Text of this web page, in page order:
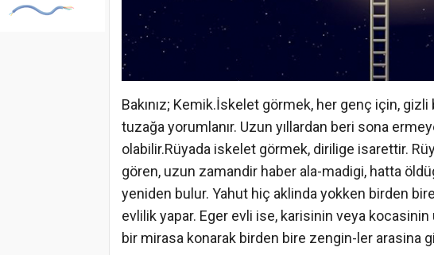
Bakınız; Kemik.İskelet görmek, her genç için,
tuzağa yorumlanır. Uzun yıllardan beri sona
olabilir.Rüyada iskelet görmek, dirilige isarettir.
gören, uzun zamandir haber ala-madigi, hatta
yeniden bulur. Yahut hiç aklinda yokken birden
evlilik yapar. Eger evli ise, karisinin veya
bir mirasa konarak birden bire zengin-ler arasina